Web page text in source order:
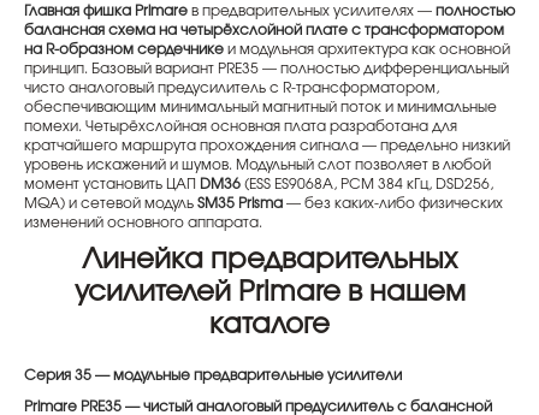
Главная фишка Primare в предварительных усилителях — полностью
балансная схема на четырёхслойной плате с трансформатором
на R-образном сердечнике и модульная архитектура как основной
принцип. Базовый вариант PRE35 — полностью дифференциальный
чисто аналоговый предусилитель с R-трансформатором,
обеспечивающим минимальный магнитный поток и минимальные
помехи. Четырёхслойная основная плата разработана для
кратчайшего маршрута прохождения сигнала — предельно низкий
уровень искажений и шумов. Модульный слот позволяет в любой
момент установить ЦАП DM36 (ESS ES9068A, PCM 384 кГц, DSD256,
MQA) и сетевой модуль SM35 Prisma — без каких-либо физических
изменений основного аппарата.
Линейка предварительных
усилителей Primare в нашем
каталоге
Серия 35 — модульные предварительные усилители
Primare PRE35 — чистый аналоговый предусилитель с балансной